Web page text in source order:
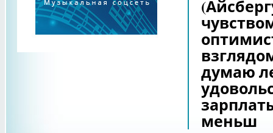
думаю
меньш